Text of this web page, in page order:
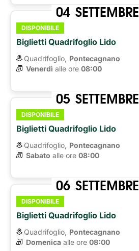
04 SETTEMBRE
DISPONIBILE
Biglietti Quadrifoglio Lido
Quadrifoglio, Pontecagnano
Venerdì alle ore 08:00
05 SETTEMBRE
DISPONIBILE
Biglietti Quadrifoglio Lido
Quadrifoglio, Pontecagnano
Sabato alle ore 08:00
06 SETTEMBRE
DISPONIBILE
Biglietti Quadrifoglio Lido
Quadrifoglio, Pontecagnano
Domenica alle ore 08:00